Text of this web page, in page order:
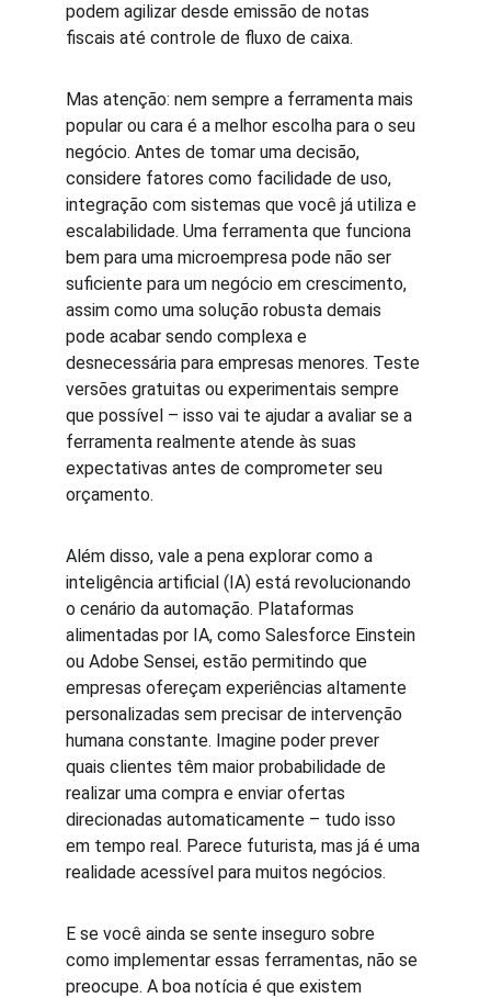
podem agilizar desde emissão de notas
fiscais até controle de fluxo de caixa.
Mas atenção: nem sempre a ferramenta mais
popular ou cara é a melhor escolha para o seu
negócio. Antes de tomar uma decisão,
considere fatores como facilidade de uso,
integração com sistemas que você já utiliza e
escalabilidade. Uma ferramenta que funciona
bem para uma microempresa pode não ser
suficiente para um negócio em crescimento,
assim como uma solução robusta demais
pode acabar sendo complexa e
desnecessária para empresas menores. Teste
versões gratuitas ou experimentais sempre
que possível – isso vai te ajudar a avaliar se a
ferramenta realmente atende às suas
expectativas antes de comprometer seu
orçamento.
Além disso, vale a pena explorar como a
inteligência artificial (IA) está revolucionando
o cenário da automação. Plataformas
alimentadas por IA, como Salesforce Einstein
ou Adobe Sensei, estão permitindo que
empresas ofereçam experiências altamente
personalizadas sem precisar de intervenção
humana constante. Imagine poder prever
quais clientes têm maior probabilidade de
realizar uma compra e enviar ofertas
direcionadas automaticamente – tudo isso
em tempo real. Parece futurista, mas já é uma
realidade acessível para muitos negócios.
E se você ainda se sente inseguro sobre
como implementar essas ferramentas, não se
preocupe. A boa notícia é que existem